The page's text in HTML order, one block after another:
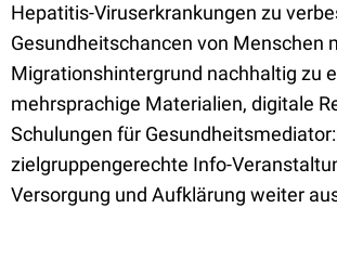
Hepatitis-Viruserkrankungen zu
Gesundheitschancen von Menschen
Migrationshintergrund nachhaltig zu
mehrsprachige Materialien, digitale
Schulungen für
zielgruppengerechte Info-
Versorgung und Aufklärung weiter